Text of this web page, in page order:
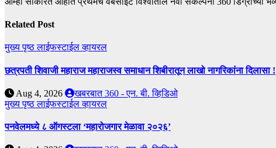
Related Post
मुख्य पृष्ठलाईफस्टाईलव्हायरल
छत्रपती शिवाजी महाराज महाराजस्व समाधान शिबीरातून लाखो नागरिकांना दिलासा !
Aug 4, 2026
खबरबात 360 - एन. बी. व्हिडिओ
मुख्य पृष्ठलाईफस्टाईलव्हायरल
पनवेलमध्ये ८ ऑगस्टला ‘महारोजगार मेळावा २०२६’